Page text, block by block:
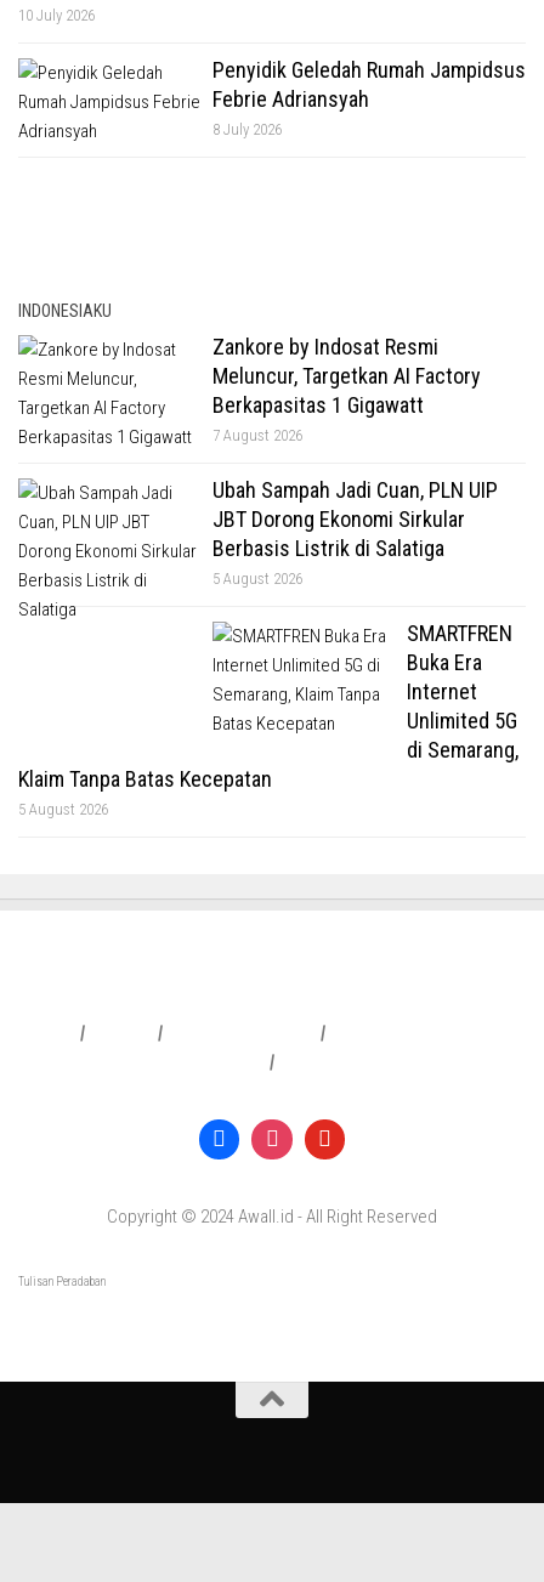
10 July 2026
Penyidik Geledah Rumah Jampidsus
Febrie Adriansyah
8 July 2026
INDONESIAKU
Zankore by Indosat Resmi
Meluncur, Targetkan AI Factory
Berkapasitas 1 Gigawatt
7 August 2026
Ubah Sampah Jadi Cuan, PLN UIP
JBT Dorong Ekonomi Sirkular
Berbasis Listrik di Salatiga
5 August 2026
SMARTFREN
Buka Era
Internet
Unlimited 5G
di Semarang,
Klaim Tanpa Batas Kecepatan
5 August 2026
| | |
|
Copyright © 2024 Awall.id - All Right Reserved
Tulisan Peradaban